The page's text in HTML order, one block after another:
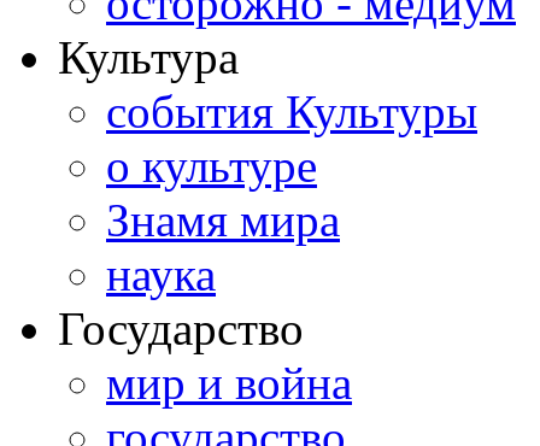
Культура
события Культуры
о культуре
Знамя мира
наука
Государство
мир и война